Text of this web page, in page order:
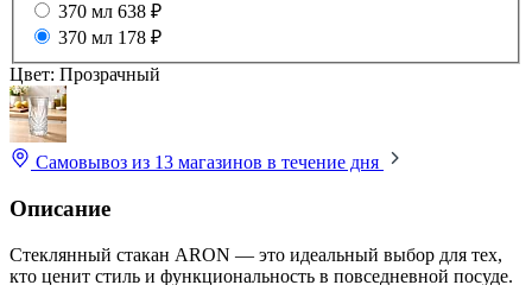
370 мл 638 ₽
370 мл 178 ₽
Цвет: Прозрачный
Самовывоз из 13 магазинов в течение дня
Описание
Стеклянный стакан ARON — это идеальный выбор для тех,
кто ценит стиль и функциональность в повседневной посуде.